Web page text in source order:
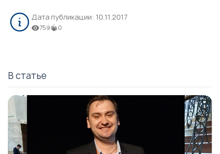
Дата публикации: 10.11.2017
759 0
В статье